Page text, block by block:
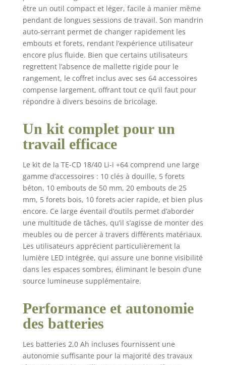
optimale à chaque
matériau et à
l’utilisation souhaitée
pour des résultats
précis Éclairage
optimal - Afin de
pouvoir travailler aussi
dans des zones
sombres et peu
accessibles, la lampe
toujours une visibilité
parfaite et un
éclairage optimal
ergonomique et la
surface Softgrip
permettent une prise
en main sûre et
confortable de la
perceuse-visseuse
sans fil, même en cas
être un outil compact et léger, facile à manier même
pendant de longues sessions de travail. Son mandrin
auto-serrant permet de changer rapidement les
embouts et forets, rendant l’expérience utilisateur
encore plus fluide. Bien que certains utilisateurs
regrettent l’absence de mallette rigide pour le
rangement, le coffret inclus avec ses 64 accessoires
compense largement, offrant tout ce qu’il faut pour
répondre à divers besoins de bricolage.
Un kit complet pour un
travail efficace
Le kit de la TE-CD 18/40 Li-i +64 comprend une large
gamme d’accessoires : 10 clés à douille, 5 forets
béton, 10 embouts de 50 mm, 20 embouts de 25
mm, 5 forets bois, 10 forets acier rapide, et bien plus
encore. Ce large éventail d’outils permet d’aborder
une multitude de tâches, qu’il s’agisse de monter des
meubles ou de percer à travers différents matériaux.
Les utilisateurs apprécient particulièrement la
lumière LED intégrée, qui assure une bonne visibilité
dans les espaces sombres, éliminant le besoin d’une
source lumineuse supplémentaire.
Performance et autonomie
des batteries
Les batteries 2,0 Ah incluses fournissent une
autonomie suffisante pour la majorité des travaux